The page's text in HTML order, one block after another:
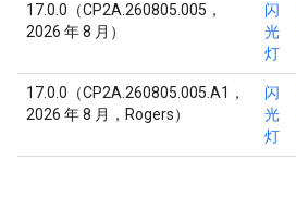
17.0.0（CP2A.260805.005，
2026 年 8 月）
闪
光
灯
17.0.0（CP2A.260805.005.A1，
2026 年 8 月，Rogers）
闪
光
灯